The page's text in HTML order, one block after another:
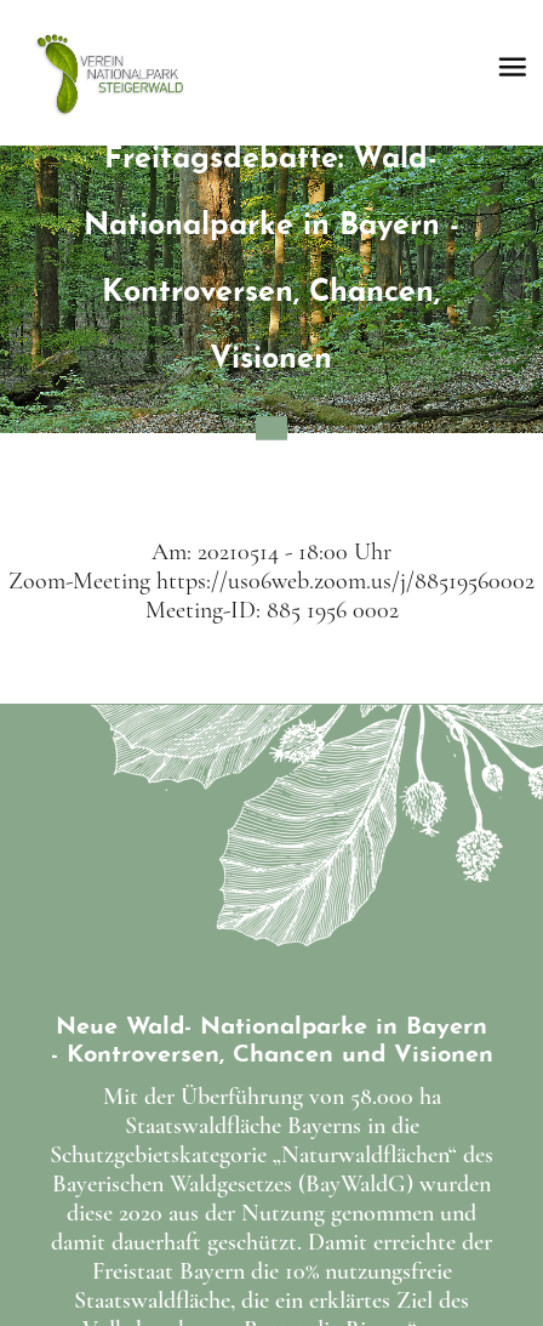
Freitagsdebatte: Wald-
Nationalparke in Bayern -
Kontroversen, Chancen,
Visionen
Am: 20210514 - 18:00 Uhr
Zoom-Meeting https://us06web.zoom.us/j/88519560002
Meeting-ID: 885 1956 0002
Neue Wald- Nationalparke in Bayern
- Kontroversen, Chancen und Visionen
Mit der Überführung von 58.000 ha
Staatswaldfläche Bayerns in die
Schutzgebietskategorie „Naturwaldflächen“ des
Bayerischen Waldgesetzes (BayWaldG) wurden
diese 2020 aus der Nutzung genommen und
damit dauerhaft geschützt. Damit erreichte der
Freistaat Bayern die 10% nutzungsfreie
Staatswaldfläche, die ein erklärtes Ziel des